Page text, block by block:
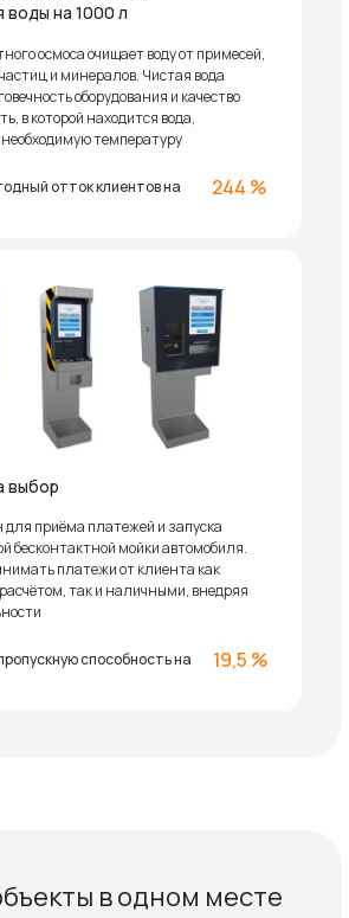
воды на 1000 л
осмоса очищает воду от примесей,
и минералов. Чистая вода
оборудования и качество
в которой находится вода,
температуру
отток клиентов на 244 %
выбор
приёма платежей и запуска
бесконтактной мойки автомобиля.
платежи от клиента как
так и наличными, внедряя
способность на 19,5 %
в одном месте